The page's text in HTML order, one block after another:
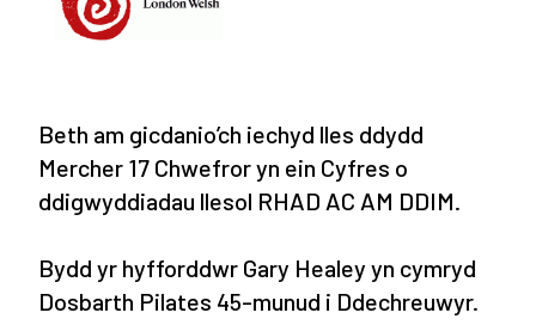
Beth am gicdanio’ch iechyd lles ddydd
Mercher 17 Chwefror yn ein Cyfres o
ddigwyddiadau llesol RHAD AC AM DDIM.
Bydd yr hyfforddwr Gary Healey yn cymryd
Dosbarth Pilates 45-munud i Ddechreuwyr.